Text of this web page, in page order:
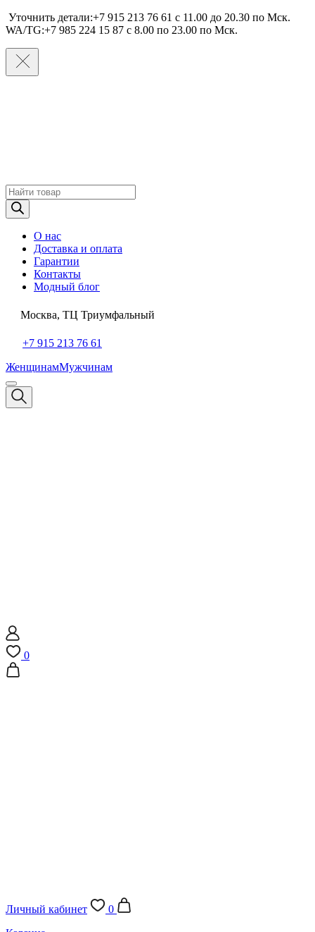
Уточнить детали:+7 915 213 76 61 c 11.00 до 20.30 по Мcк.
WA/TG:+7 985 224 15 87 c 8.00 по 23.00 по Мcк.
Поиск
товаров
О нас
Доставка и оплата
Гарантии
Контакты
Модный блог
Москва, ТЦ Триумфальный
+7 915 213 76 61
ЖенщинамМужчинам
0
Личный кабинет
0